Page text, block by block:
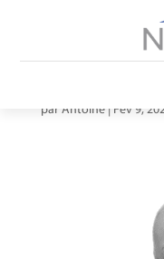
par Antoine| Fév 9,